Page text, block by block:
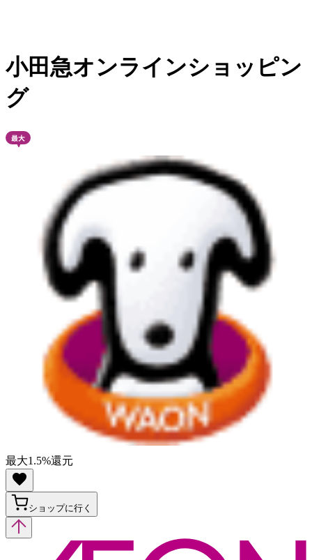
小田急オンラインショッピン
グ
最大1.5%還元
ショップに行く